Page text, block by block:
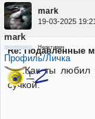
mark
19-03-2025 19:21
mark
Неактивен
Профиль/Личка
Re: Подавленные
...Как ты любил
сучкой.